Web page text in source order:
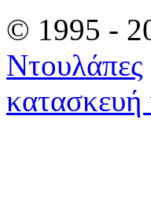
© 1995 -
Ντουλάπες
κατασκευή